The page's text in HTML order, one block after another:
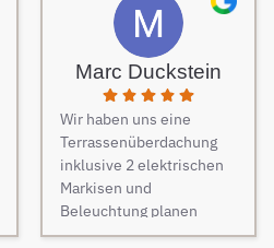
von Freunden haben wir
unseren Zaun bei Berg
Zäune beauftragt und es
keine Sekunde bereut.
Dieser Tipp war wirklich
Gold wert! Von Angebot
bis zur Fertigstellung des
Zauns, verlief alles
absolut reibungslos. Alle
Fragen wurden im
Vorfeld schnell
Marc Duckstein
Wir haben uns eine
Terrassenüberdachung
inklusive 2 elektrischen
Markisen und
Beleuchtung planen
lassen. Es war vom